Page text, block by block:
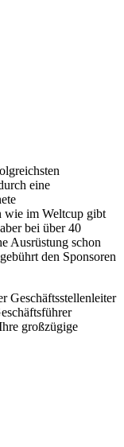
eine
wie im Weltcup gibt
bei über 40
Ausrüstung schon
den Sponsoren
Geschäftsstellenleiter
großzügige